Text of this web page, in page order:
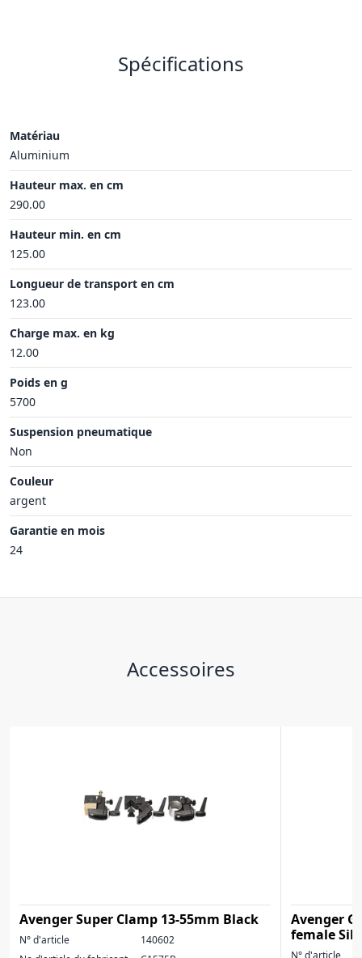
Spécifications
Matériau
Aluminium
Hauteur max. en cm
290.00
Hauteur min. en cm
125.00
Longueur de transport en cm
123.00
Charge max. en kg
12.00
Poids en g
5700
Suspension pneumatique
Non
Couleur
argent
Garantie en mois
24
Accessoires
Avenger Super Clamp 13-55mm Black
N° d'article
140602
Avenger
female Sil
N° d'article